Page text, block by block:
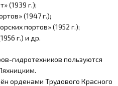
(1939 г.);
(1947 г.);
портов» (1952 г.);
г.) и др.
гидротехников пользуются
орденами Трудового Красного